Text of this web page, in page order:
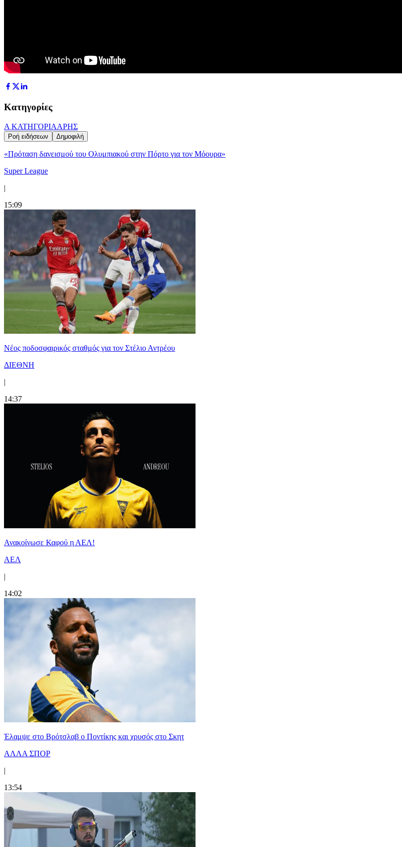
Κατηγορίες
Α ΚΑΤΗΓΟΡΙΑΑΡΗΣ
Ροή ειδήσεων Δημοφιλή
«Πρόταση δανεισμού του Ολυμπιακού στην Πόρτο για τον Μόουρα»
Super League
|
15:09
Νέος ποδοσφαιρικός σταθμός για τον Στέλιο Αντρέου
ΔΙΕΘΝΗ
|
14:37
Ανακοίνωσε Καφού η ΑΕΛ!
ΑΕΛ
|
14:02
Έλαμψε στο Βρότσλαβ ο Ποντίκης και χρυσός στο Σκητ
ΑΛΛΑ ΣΠΟΡ
|
13:54